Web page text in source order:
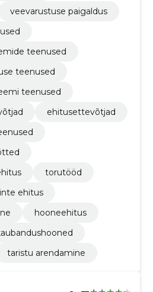
veevarustuse paigaldus
teenused
teenused
teenused
ehitusettevõtjad
torutööd
ehitus
hooneehitus
taristu arendamine